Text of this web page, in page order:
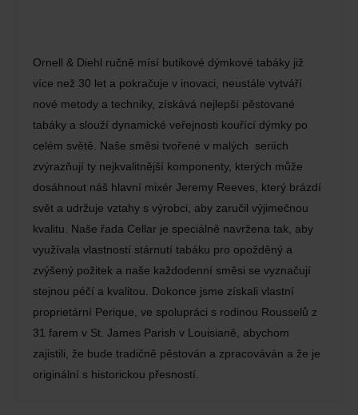
Ornell & Diehl ručně mísí butikové dýmkové tabáky již
více než 30 let a pokračuje v inovaci, neustále vytváří
nové metody a techniky, získává nejlepší pěstované
tabáky a slouží dynamické veřejnosti kouřící dýmky po
celém světě. Naše směsi tvořené v malých seriích
zvýrazňují ty nejkvalitnější komponenty, kterých může
dosáhnout náš hlavní mixér Jeremy Reeves, který brázdí
svět a udržuje vztahy s výrobci, aby zaručil výjimečnou
kvalitu. Naše řada Cellar je speciálně navržena tak, aby
využívala vlastností stárnutí tabáku pro opožděný a
zvýšený požitek a naše každodenní směsi se vyznačují
stejnou péčí a kvalitou. Dokonce jsme získali vlastní
proprietární Perique, ve spolupráci s rodinou Rousselů z
31 farem v St. James Parish v Louisianě, abychom
zajistili, že bude tradičně pěstován a zpracováván a že je
originální s historickou přesností.